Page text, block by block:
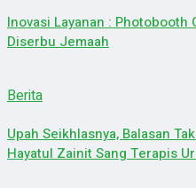
Inovasi Layanan : Photobooth
Diserbu Jemaah
Berita
Upah Seikhlasnya, Balasan
Hayatul Zainit Sang Terapis